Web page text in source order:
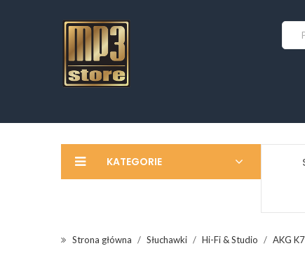
KATEGORIE
Strona główna Słuchawki Hi-Fi & Studio AKG